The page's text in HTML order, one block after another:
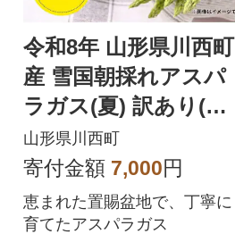
令和8年 山形県川西町
産 雪国朝採れアスパ
ラガス(夏) 訳あり(不
揃い)M～2L 相当 500
g
山形県川西町
寄付金額 7,000円
恵まれた置賜盆地で、丁寧に
育てたアスパラガス